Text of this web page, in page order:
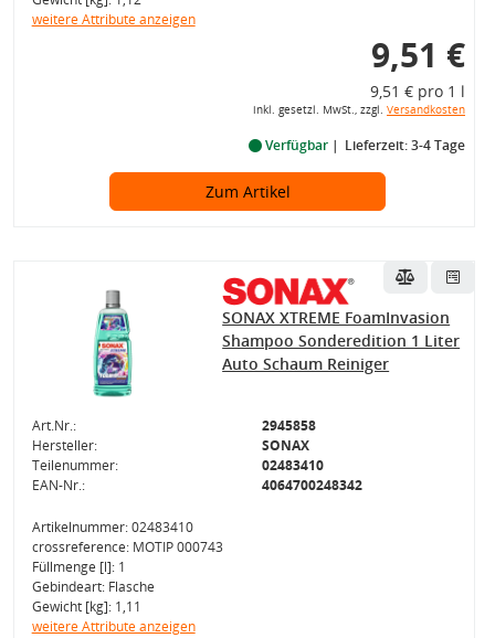
weitere Attribute anzeigen
9,51 €
9,51 € pro 1 l
inkl. gesetzl. MwSt., zzgl. Versandkosten
Verfügbar Lieferzeit: 3-4 Tage
Zum Artikel
SONAX XTREME FoamInvasion
Shampoo Sonderedition 1 Liter
Auto Schaum Reiniger
Art.Nr.:
2945858
Hersteller:
SONAX
Teilenummer:
02483410
EAN-Nr.:
4064700248342
Artikelnummer: 02483410
crossreference: MOTIP 000743
Füllmenge [l]: 1
Gebindeart: Flasche
Gewicht [kg]: 1,11
weitere Attribute anzeigen